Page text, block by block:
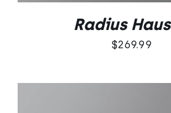
Radius
$269.99